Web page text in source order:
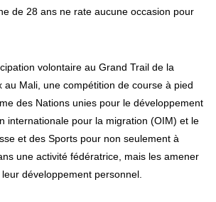
de 28 ans ne rate aucune occasion pour
volontaire au Grand Trail de la
au Mali, une compétition de course à pied
des Nations unies pour le développement
internationale pour la migration (OIM) et le
et des Sports pour non seulement à
une activité fédératrice, mais les amener
développement personnel.